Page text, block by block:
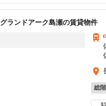
グランドアーク島瀬の賃貸物件
総